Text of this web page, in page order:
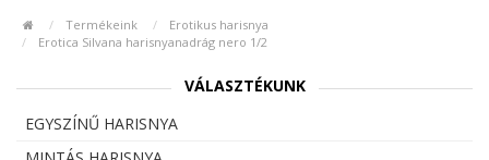
Termékeink
Erotikus harisnya
Erotica Silvana harisnyanadrág nero 1/2
VÁLASZTÉKUNK
EGYSZÍNŰ HARISNYA